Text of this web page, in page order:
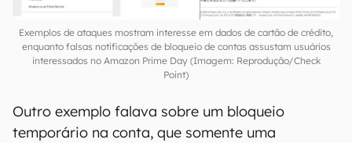
Exemplos de ataques mostram interesse em dados de cartão de crédito,
enquanto falsas notificações de bloqueio de contas assustam usuários
interessados no Amazon Prime Day (Imagem: Reprodução/Check
Point)
Outro exemplo falava sobre um bloqueio
temporário na conta, que somente uma